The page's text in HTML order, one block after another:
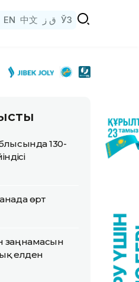
EN 中文 ق ز ЎЗ
130-
өрт
заңнамасын
елден